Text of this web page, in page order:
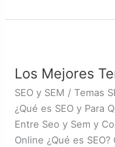
Los Mejores
SEO y SEM / Temas
¿Qué es SEO y Para
Entre Seo y Sem y
Online ¿Qué es
Temas
de
SEO
y
SEM